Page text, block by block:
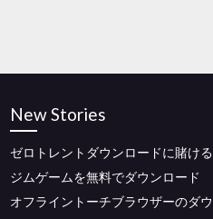
New Stories
ゼロトレントダウンロードに賭ける
ジムゲームを無料でダウンロード
オフライントーチブラウザーのダ